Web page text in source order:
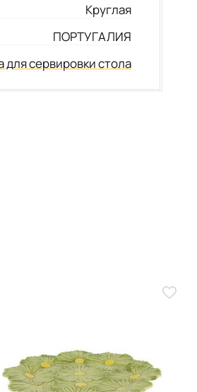
Круглая
ПОРТУГАЛИЯ
для сервировки стола